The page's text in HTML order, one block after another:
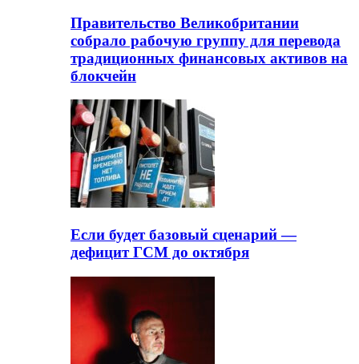
Правительство Великобритании
собрало рабочую группу для перевода
традиционных финансовых активов на
блокчейн
Если будет базовый сценарий —
дефицит ГСМ до октября